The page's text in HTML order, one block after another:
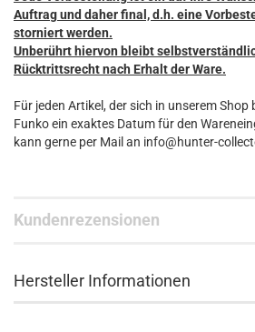
Auftrag und daher final, d.h. eine
storniert werden.
Unberührt hiervon bleibt
Rücktrittsrecht nach Erhalt der Ware.
Für jeden Artikel, der sich in unserem
Funko ein exaktes Datum für den
kann gerne per Mail an info@hunter-
Kundenrezensionen
Hersteller Informationen